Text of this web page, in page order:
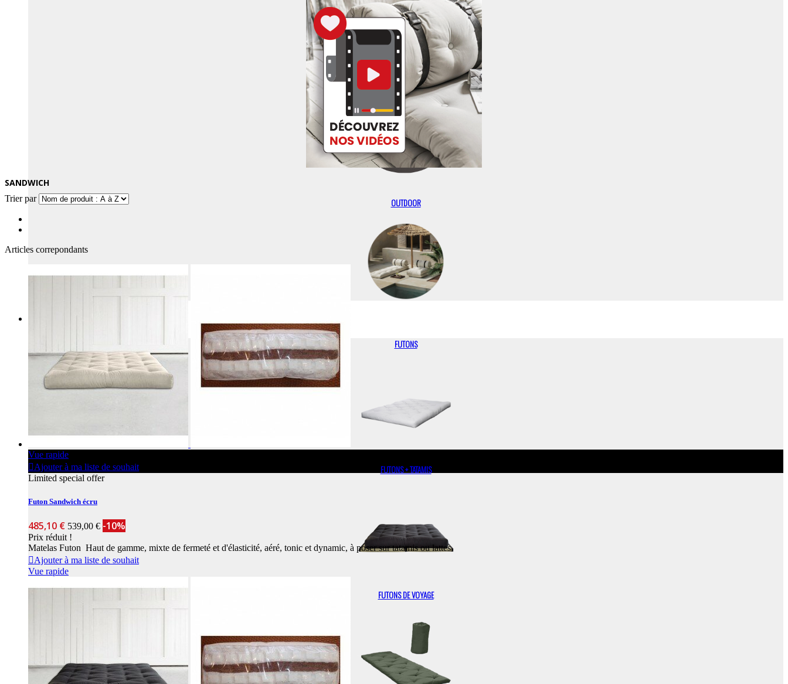
FAUTEUILS ENFANTS
OUTDOOR
FUTONS
FUTONS + TATAMIS
FUTONS DE VOYAGE
SANDWICH
Trier par
Articles correpondants
Vue rapide
Ajouter à ma liste de souhait
Limited special offer
Futon Sandwich écru
485,10 € 539,00 € -10%
Prix réduit !
Matelas Futon Haut de gamme, mixte de fermeté et d'élasticité, aéré, tonic et dynamic, à poser sur tatamis ou lattes
Ajouter à ma liste de souhait
Vue rapide